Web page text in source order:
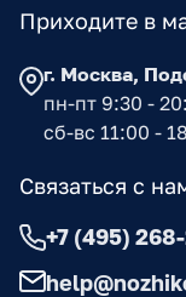
Приходите в
г. Москва,
пн-пт 9:30 -
сб-вс 11:00 -
Связаться с
+7 (495)